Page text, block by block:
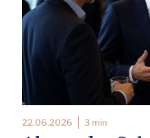
22.06.2026 3 min